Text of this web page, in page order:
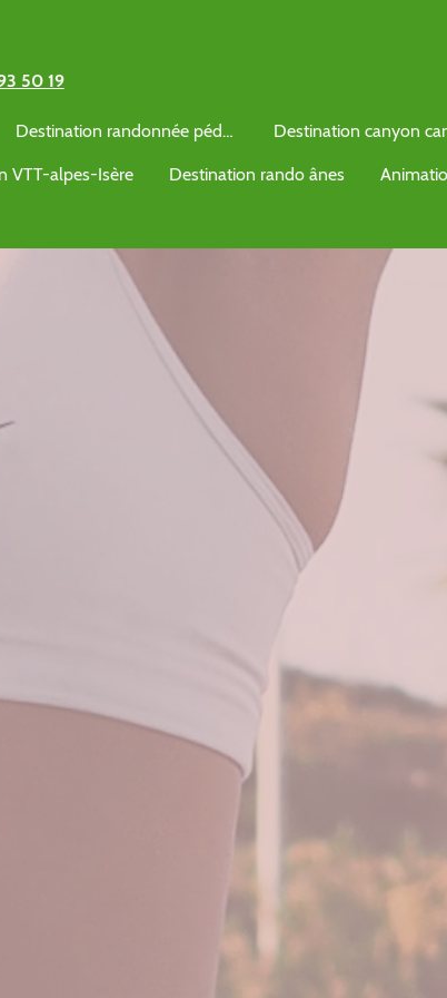
50 19
Destination randonnée pédestre
VTT-alpes-Isère Destination rando ânes